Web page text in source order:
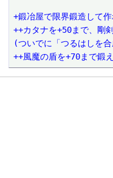
+鍛冶屋で限界鍛造して
++カタナを+50まで、剛
(ついでに「つるはしを
++風魔の盾を+70まで鍛